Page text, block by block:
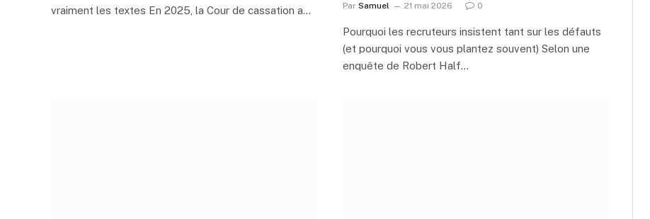
vraiment les textes En 2025, la Cour de cassation a…
Par Samuel 21 mai 2026 0
Pourquoi les recruteurs insistent tant sur les défauts
(et pourquoi vous vous plantez souvent) Selon une
enquête de Robert Half…